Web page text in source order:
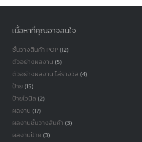
เนื้อหาที่คุณอาจสนใจ
ชั้นวางสินค้า POP(12)
ตัวอย่างผลงาน (5)
ตัวอย่างผลงาน โล่รางวัล (4)
ป้าย (15)
ป้ายไวนิล (2)
ผลงาน (17)
ผลงานชั้นวางสินค้า (3)
ผลงานป้าย (3)